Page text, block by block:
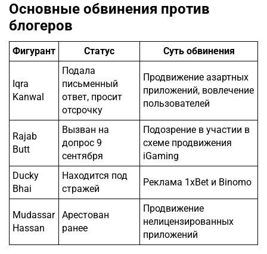
Основные обвинения против
блогеров
Фигурант Статус Суть обвинения
Iqra
Kanwal
Подала
письменный
ответ, просит
отсрочку
Продвижение азартных
приложений, вовлечение
пользователей
Rajab
Butt
Вызван на
допрос 9
сентября
Подозрение в участии в
схеме продвижения
iGaming
Ducky
Bhai
Находится под
стражей
Реклама 1xBet и Binomo
Mudassar
Hassan
Арестован
ранее
Продвижение
нелицензированных
приложений